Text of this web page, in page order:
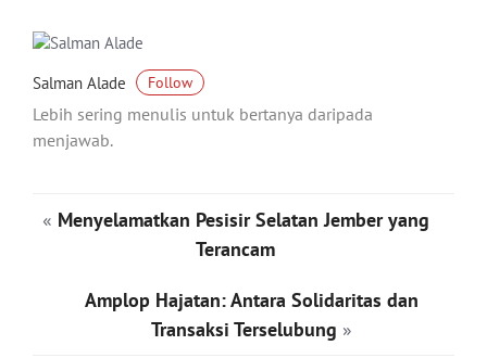
Salman Alade Follow
Lebih sering menulis untuk bertanya daripada
menjawab.
« Menyelamatkan Pesisir Selatan Jember yang
Terancam
Amplop Hajatan: Antara Solidaritas dan
Transaksi Terselubung »